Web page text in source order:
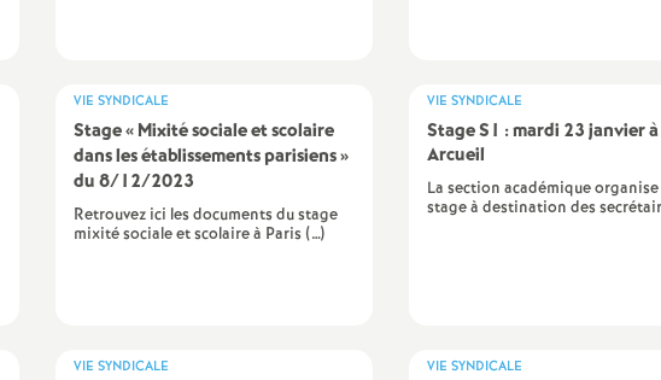
VIE SYNDICALE
Stage «Mixité sociale et scolaire
dans les établissements parisiens»
du 8/12/2023
Retrouvez ici les documents du stage
mixité sociale et scolaire à Paris (…)
VIE SYNDICALE
Stage S1 : mardi 23 janvier à
Arcueil
La section académique organise
stage à destination des
VIE SYNDICALE VIE SYNDICALE